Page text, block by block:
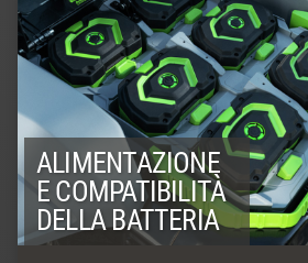
ALIMENTAZIONE
E COMPATIBILITÀ
DELLA BATTERIA